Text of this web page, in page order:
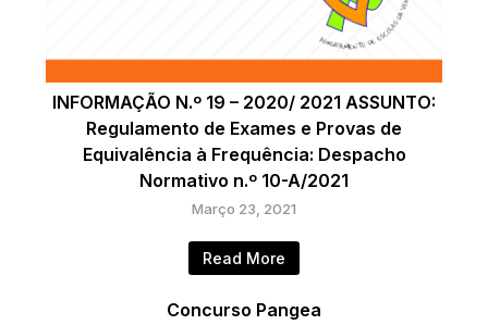
INFORMAÇÃO N.º 19 – 2020/ 2021 ASSUNTO:
Regulamento de Exames e Provas de
Equivalência à Frequência: Despacho
Normativo n.º 10-A/2021
Março 23, 2021
Read More
Concurso Pangea